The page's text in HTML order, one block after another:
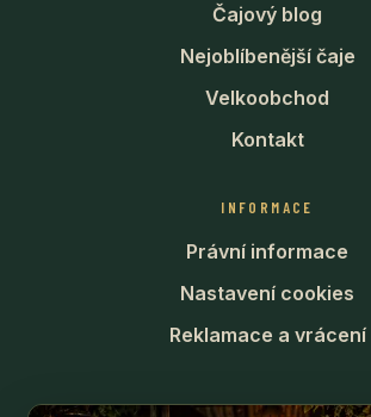
Čajový blog
Nejoblíbenější čaje
Velkoobchod
Kontakt
INFORMACE
Právní informace
Nastavení cookies
Reklamace a vrácení